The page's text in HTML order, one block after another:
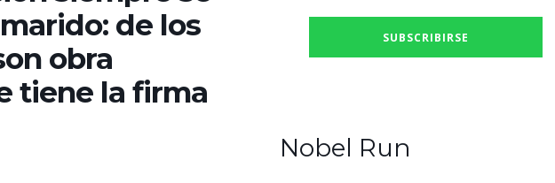
de los
obra
tiene la firma
Nobel Run